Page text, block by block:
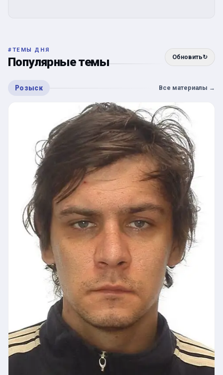
#ТЕМЫ ДНЯ
Популярные темы Обновить↻
Розыск Все материалы →